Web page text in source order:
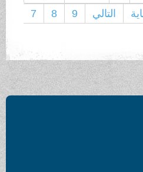
التالي